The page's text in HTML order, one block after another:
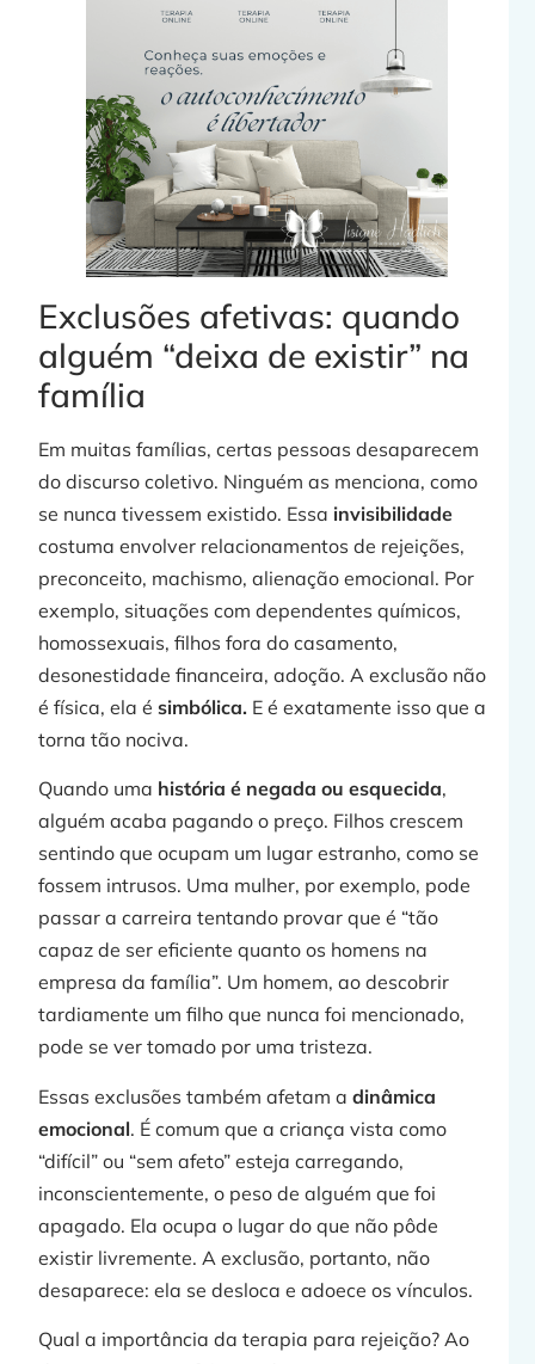
Exclusões afetivas: quando
alguém “deixa de existir” na
família
Em muitas famílias, certas pessoas desaparecem
do discurso coletivo. Ninguém as menciona, como
se nunca tivessem existido. Essa invisibilidade
costuma envolver relacionamentos de rejeições,
preconceito, machismo, alienação emocional. Por
exemplo, situações com dependentes químicos,
homossexuais, filhos fora do casamento,
desonestidade financeira, adoção. A exclusão não
é física, ela ésimbólica. E é exatamente isso que a
torna tão nociva.
Quando uma história é negada ou esquecida,
alguém acaba pagando o preço. Filhos crescem
sentindo que ocupam um lugar estranho, como se
fossem intrusos. Uma mulher, por exemplo, pode
passar a carreira tentando provar que é “tão
capaz de ser eficiente quanto os homens na
empresa da família”. Um homem, ao descobrir
tardiamente um filho que nunca foi mencionado,
pode se ver tomado por uma tristeza.
Essas exclusões também afetam adinâmica
emocional. É comum que a criança vista como
“difícil” ou “sem afeto” esteja carregando,
inconscientemente, o peso de alguém que foi
apagado. Ela ocupa o lugar do que não pôde
existir livremente. A exclusão, portanto, não
desaparece: ela se desloca e adoece os vínculos.
Qual a importância da terapia para rejeição? Ao